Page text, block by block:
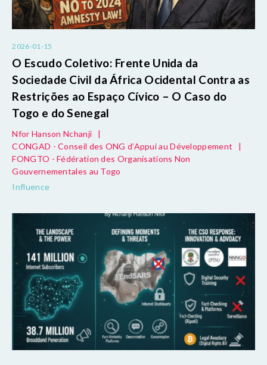
2026-01-15
O Escudo Coletivo: Frente Unida da
Sociedade Civil da África Ocidental Contra as
Restrições ao Espaço Cívico – O Caso do
Togo e do Senegal
Nfor Hanson Nchanji
|
CONGAD - Conseil des ONG d’Appui au Développement
|
FONGTO - Fédération des Organisations Non
Gouvernementales au Togo
Influence